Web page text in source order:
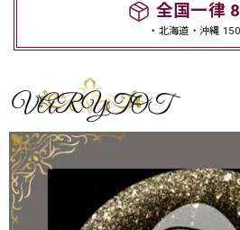
全国一律
・北海道・沖縄